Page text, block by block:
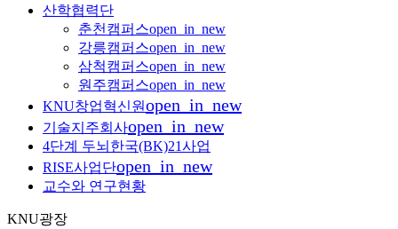
산학협력단
춘천캠퍼스open_in_new
강릉캠퍼스open_in_new
삼척캠퍼스open_in_new
원주캠퍼스open_in_new
KNU창업혁신원open_in_new
기술지주회사open_in_new
4단계 두뇌한국(BK)21사업
RISE사업단open_in_new
교수와 연구현황
KNU광장